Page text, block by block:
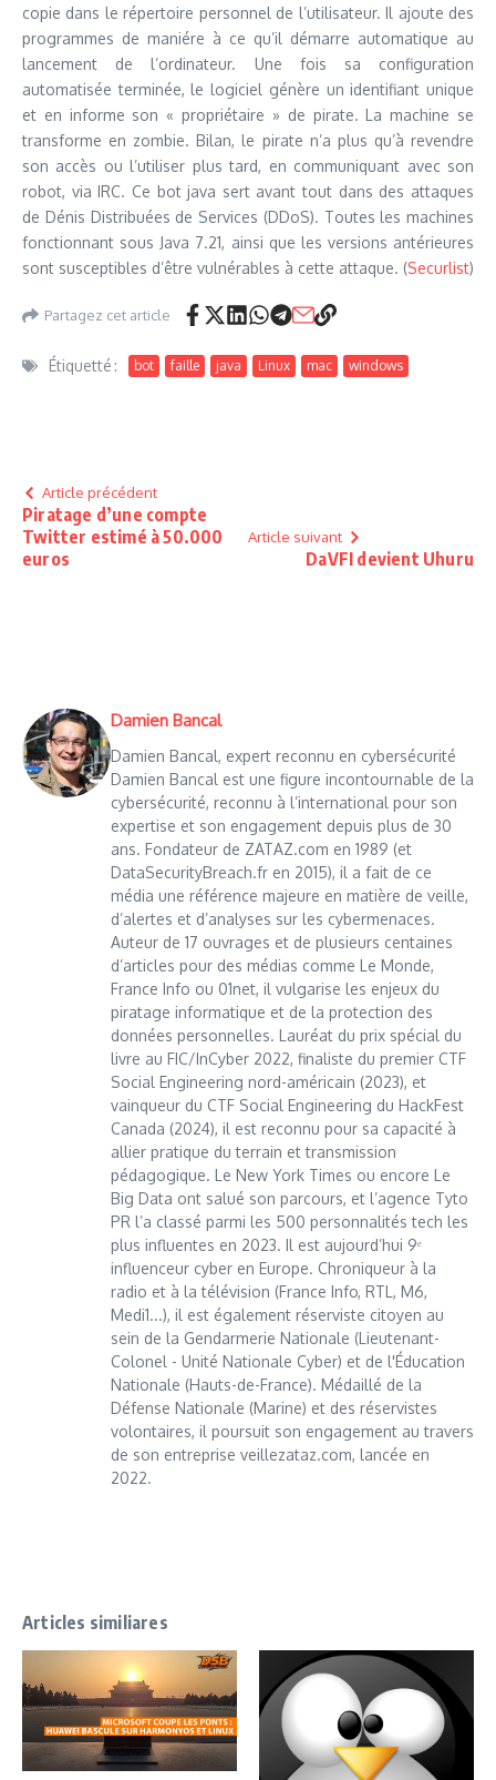
copie dans le répertoire personnel de l’utilisateur. Il ajoute des
programmes de maniére à ce qu’il démarre automatique au
lancement de l’ordinateur. Une fois sa configuration
automatisée terminée, le logiciel génère un identifiant unique
et en informe son « propriétaire » de pirate. La machine se
transforme en zombie. Bilan, le pirate n’a plus qu’à revendre
son accès ou l’utiliser plus tard, en communiquant avec son
robot, via IRC. Ce bot java sert avant tout dans des attaques
de Dénis Distribuées de Services (DDoS). Toutes les machines
fonctionnant sous Java 7.21, ainsi que les versions antérieures
sont susceptibles d’être vulnérables à cette attaque. (Securlist)
Partagez cet article
Étiquetté : bot faille java Linux mac windows
Article précédent
Piratage d’une compte
Twitter estimé à 50.000
euros
Article suivant
DaVFI devient Uhuru
Damien Bancal
Damien Bancal, expert reconnu en cybersécurité
Damien Bancal est une figure incontournable de la
cybersécurité, reconnu à l’international pour son
expertise et son engagement depuis plus de 30
ans. Fondateur de ZATAZ.com en 1989 (et
DataSecurityBreach.fr en 2015), il a fait de ce
média une référence majeure en matière de veille,
d’alertes et d’analyses sur les cybermenaces.
Auteur de 17 ouvrages et de plusieurs centaines
d’articles pour des médias comme Le Monde,
France Info ou 01net, il vulgarise les enjeux du
piratage informatique et de la protection des
données personnelles. Lauréat du prix spécial du
livre au FIC/InCyber 2022, finaliste du premier CTF
Social Engineering nord-américain (2023), et
vainqueur du CTF Social Engineering du HackFest
Canada (2024), il est reconnu pour sa capacité à
allier pratique du terrain et transmission
pédagogique. Le New York Times ou encore Le
Big Data ont salué son parcours, et l’agence Tyto
PR l’a classé parmi les 500 personnalités tech les
plus influentes en 2023. Il est aujourd’hui 9ᵉ
influenceur cyber en Europe. Chroniqueur à la
radio et à la télévision (France Info, RTL, M6,
Medi1...), il est également réserviste citoyen au
sein de la Gendarmerie Nationale (Lieutenant-
Colonel - Unité Nationale Cyber) et de l'Éducation
Nationale (Hauts-de-France). Médaillé de la
Défense Nationale (Marine) et des réservistes
volontaires, il poursuit son engagement au travers
de son entreprise veillezataz.com, lancée en
2022.
Articles similiares